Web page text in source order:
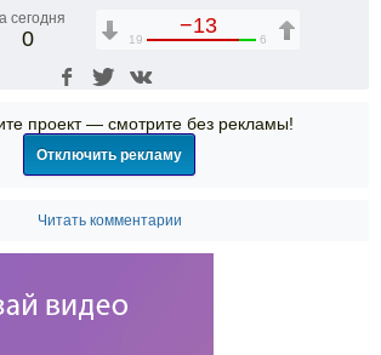
сегодня
0
−13
19 6
проект — смотрите без рекламы!
Отключить рекламу
Читать комментарии